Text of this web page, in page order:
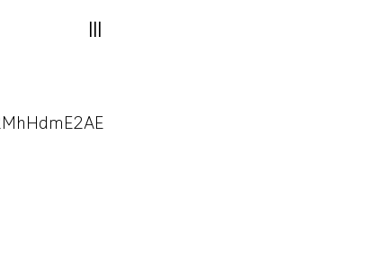
|||